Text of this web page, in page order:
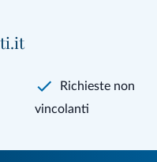
Richieste non
vincolanti